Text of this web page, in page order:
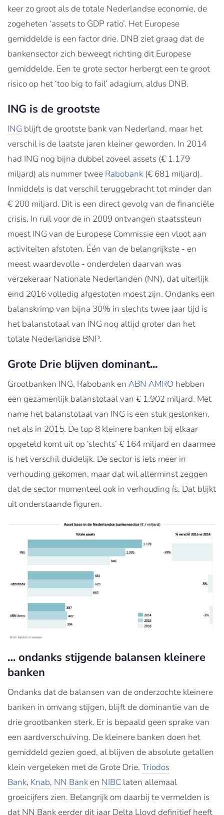
keer zo groot als de totale Nederlandse economie, de
zogeheten ‘assets to GDP ratio’. Het Europese
gemiddelde is een factor drie. DNB ziet graag dat de
bankensector zich beweegt richting dit Europese
gemiddelde. Een te grote sector herbergt een te groot
risico op het ‘too big to fail’ adagium, aldus DNB.
ING is de grootste
ING blijft de grootste bank van Nederland, maar het
verschil is de laatste jaren kleiner geworden. In 2014
had ING nog bijna dubbel zoveel assets (€ 1.179
miljard) als nummer twee Rabobank (€ 681 miljard).
Inmiddels is dat verschil teruggebracht tot minder dan
€ 200 miljard. Dit is een direct gevolg van de financiële
crisis. In ruil voor de in 2009 ontvangen staatssteun
moest ING van de Europese Commissie een vloot aan
activiteiten afstoten. Één van de belangrijkste - en
meest waardevolle - onderdelen daarvan was
verzekeraar Nationale Nederlanden (NN), dat uiterlijk
eind 2016 volledig afgestoten moest zijn. Ondanks een
balanskrimp van bijna 30% in slechts twee jaar tijd is
het balanstotaal van ING nog altijd groter dan het
totale Nederlandse BNP.
Grote Drie blijven dominant...
Grootbanken ING, Rabobank en ABN AMRO hebben
een gezamenlijk balanstotaal van € 1.902 miljard. Met
name het balanstotaal van ING is een stuk geslonken,
net als in 2015. De top 8 kleinere banken bij elkaar
opgeteld komt uit op ‘slechts’ € 164 miljard en daarmee
is het verschil duidelijk. De sector is iets meer in
verhouding gekomen, maar dat wil allerminst zeggen
dat de sector momenteel ook in verhouding ís. Dat blijkt
uit onderstaande figuren.
… ondanks stijgende balansen kleinere
banken
Ondanks dat de balansen van de onderzochte kleinere
banken in omvang stijgen, blijft de dominantie van de
drie grootbanken sterk. Er is bepaald geen sprake van
een aardverschuiving. De kleinere banken doen het
gemiddeld gezien goed, al blijven de absolute getallen
klein vergeleken met de Grote Drie. Triodos
Bank, Knab, NN Bank en NIBC laten allemaal
groeicijfers zien. Belangrijk om daarbij te vermelden is
dat NN Bank eerder dit jaar Delta Lloyd definitief heeft